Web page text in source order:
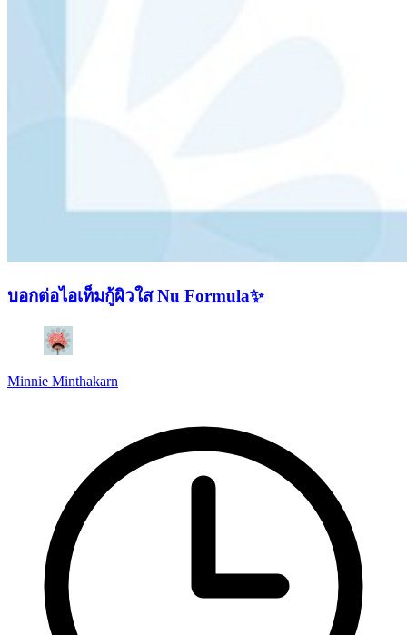
บอกต่อไอเท็มกู้ผิวใส Nu Formula✨
Minnie Minthakarn